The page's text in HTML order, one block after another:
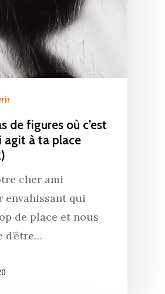
de figures où c’est
agit à ta place
cher ami
envahissant qui
de place et nous
d’être…